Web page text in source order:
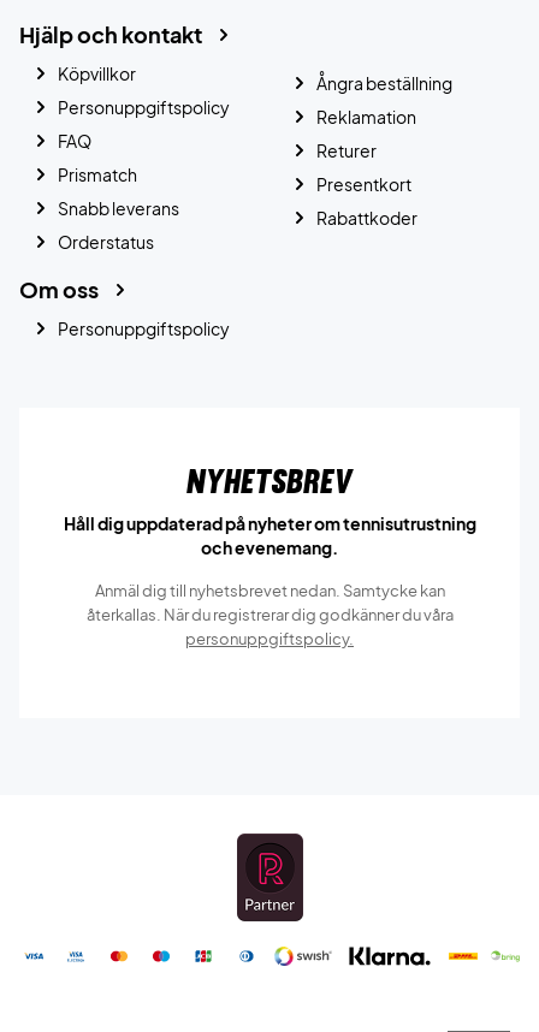
Hjälp och kontakt
Köpvillkor
Personuppgiftspolicy
FAQ
Prismatch
Snabb leverans
Orderstatus
Ångra beställning
Reklamation
Returer
Presentkort
Rabattkoder
Om oss
Personuppgiftspolicy
Nyhetsbrev
Håll dig uppdaterad på nyheter om tennisutrustning
och evenemang.
Anmäl dig till nyhetsbrevet nedan. Samtycke kan
återkallas. När du registrerar dig godkänner du våra
personuppgiftspolicy.